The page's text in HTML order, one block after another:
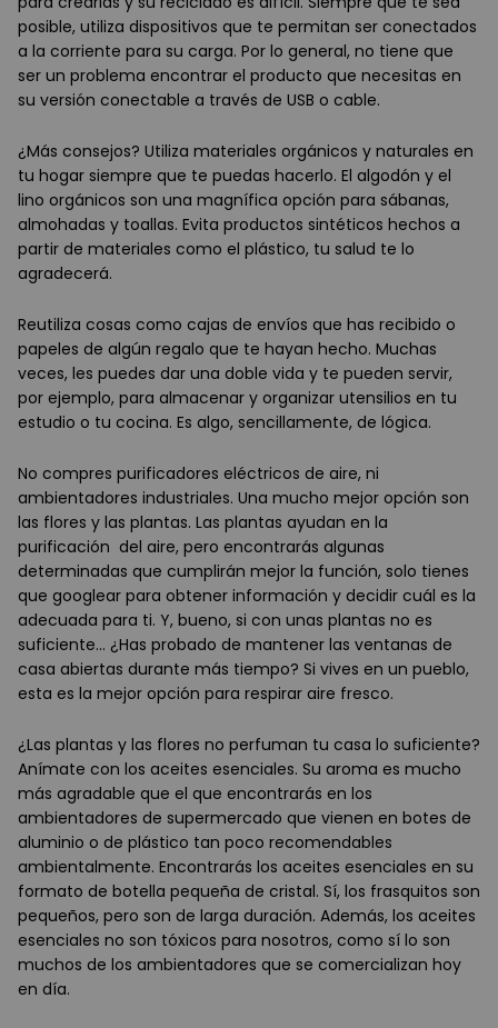
posible, utiliza dispositivos que te permitan ser conectados
a la corriente para su carga. Por lo general, no tiene que
ser un problema encontrar el producto que necesitas en
su versión conectable a través de USB o cable.
¿Más consejos? Utiliza materiales orgánicos y naturales en
tu hogar siempre que te puedas hacerlo. El algodón y el
lino orgánicos son una magnífica opción para sábanas,
almohadas y toallas. Evita productos sintéticos hechos a
partir de materiales como el plástico, tu salud te lo
agradecerá.
Reutiliza cosas como cajas de envíos que has recibido o
papeles de algún regalo que te hayan hecho. Muchas
veces, les puedes dar una doble vida y te pueden servir,
por ejemplo, para almacenar y organizar utensilios en tu
estudio o tu cocina. Es algo, sencillamente, de lógica.
No compres purificadores eléctricos de aire, ni
ambientadores industriales. Una mucho mejor opción son
las flores y las plantas. Las plantas ayudan en la
purificación del aire, pero encontrarás algunas
determinadas que cumplirán mejor la función, solo tienes
que googlear para obtener información y decidir cuál es la
adecuada para ti. Y, bueno, si con unas plantas no es
suficiente... ¿Has probado de mantener las ventanas de
casa abiertas durante más tiempo? Si vives en un pueblo,
esta es la mejor opción para respirar aire fresco.
¿Las plantas y las flores no perfuman tu casa lo suficiente?
Anímate con los aceites esenciales. Su aroma es mucho
más agradable que el que encontrarás en los
ambientadores de supermercado que vienen en botes de
aluminio o de plástico tan poco recomendables
ambientalmente. Encontrarás los aceites esenciales en su
formato de botella pequeña de cristal. Sí, los frasquitos son
pequeños, pero son de larga duración. Además, los aceites
esenciales no son tóxicos para nosotros, como sí lo son
muchos de los ambientadores que se comercializan hoy
en día.